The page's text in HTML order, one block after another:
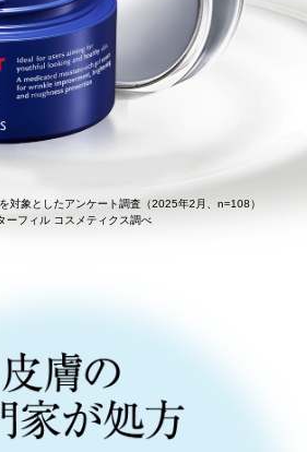
対象としたアンケート調査（2025年2月、n=108）
ーフィル コスメティクス調べ